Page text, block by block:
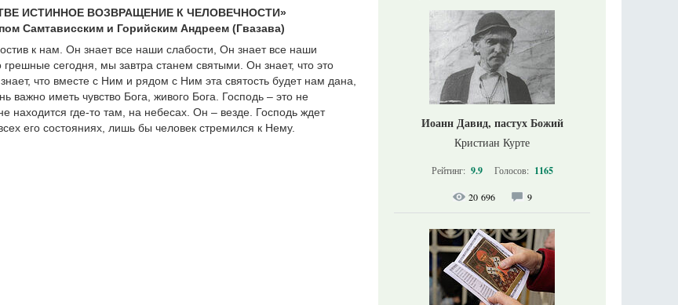
ИСТИННОЕ ВОЗВРАЩЕНИЕ К ЧЕЛОВЕЧНОСТИ»
Самтависским и Горийским Андреем (Гвазава)
к нам. Он знает все наши слабости, Он знает все наши
сегодня, мы завтра станем святыми. Он знает, что это
что вместе с Ним и рядом с Ним эта святость будет нам дана,
иметь чувство Бога, живого Бога. Господь – это не
находится где-то там, на небесах. Он – везде. Господь ждет
его состояниях, лишь бы человек стремился к Нему.
Иоанн Давид, пастух Божий
Кристиан Курте
Рейтинг: 9.9 Голосов: 1165
20 696 9